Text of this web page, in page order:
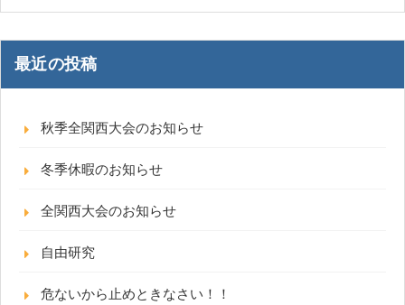
最近の投稿
秋季全関西大会のお知らせ
冬季休暇のお知らせ
全関西大会のお知らせ
自由研究
危ないから止めときなさい！！